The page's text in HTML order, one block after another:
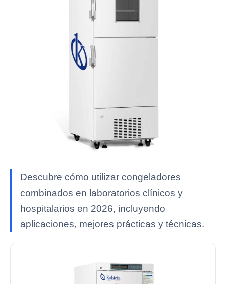
Descubre cómo utilizar congeladores
combinados en laboratorios clínicos y
hospitalarios en 2026, incluyendo
aplicaciones, mejores prácticas y técnicas.